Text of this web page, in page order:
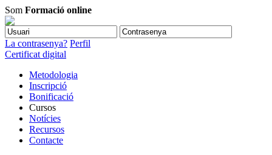
Som Formació online
La contrasenya? Perfil
Certificat digital
Metodologia
Inscripció
Bonificació
Cursos
Notícies
Recursos
Contacte